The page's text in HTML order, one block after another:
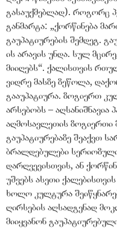
გასაუქმებლად). როგორც
განმარტა: „ქორწინება
გაუპატიურების შემდეგ.
ის არავის უნდა. სულ
მიიღებს“. ქალისთვის
ვიდრე მასზე ზეწოლა,
გააუპატიურა. ზოგიერთ
არსებობს –
აღმოსავლეთის ზოგიერთი
გაუპატიურებაზე შეაქვთ
ბრალდებულები
დარღვევისთვის, ან
უშვებს ასეთი
ხოლო კულტურა
ღირსების აღსადგენად
მიიყვანონ